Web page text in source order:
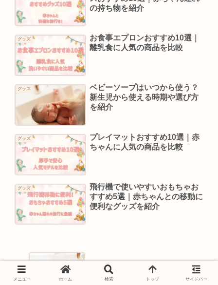
の持ち物を紹介
グッズ
お食事エプロンおすすめ10選｜
離乳食に人気の商品を比較
グッズ
ベビーソープはいつから使う？
新生児から使える時期や選び方
を紹介
グッズ
プレイマットおすすめ10選｜赤
ちゃんに人気の商品を比較
グッズ
飛行機で使いやすいおもちゃお
すすめ5選｜赤ちゃんとの移動に
便利なグッズを紹介
赤ちゃんとのおでかけに便利なロンパ
ースとは？季節別コーデやサイズ選び
を紹介
メニュー ホーム 検索 トップ サイドバー